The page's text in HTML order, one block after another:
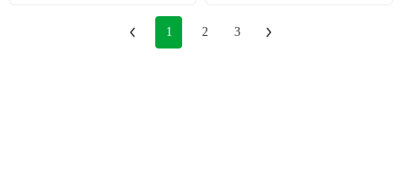
1 2 3